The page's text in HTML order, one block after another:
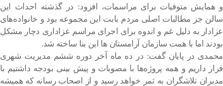
و همایش متوفیات برای مراسمات، افزود: در گذشته احداث این
سالن جز مطالبات اصلی مردم بابت این مجموعه بود و خانواده‌های
عزادار به دلیل غم و اندوه برای اجرای مراسم عزاداری دچار مشکل
بودند اما با همت سازمان آرامستان‌ ها این بنا ساخته شد.
محمدی در پایان گفت: در ده ماه آخر دوره ششم مدیریت شهری
قرار داریم و همه پروژه‌ها با مصوبات و پیش بینی بودجه داشتیم با
مدیران تلاشگران به ثمر خواهد رسید و از اصحاب رسانه که همیشه